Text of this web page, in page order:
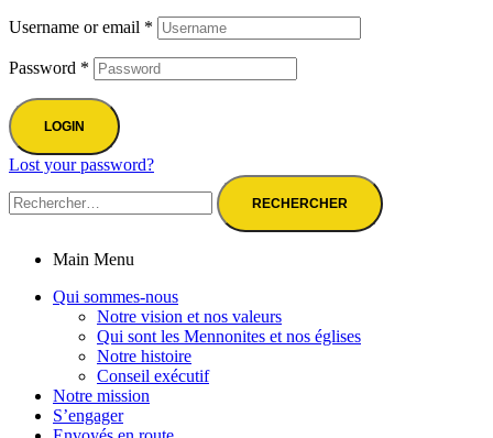
Username or email *
Password *
LOGIN
Lost your password?
Main Menu
Qui sommes-nous
Notre vision et nos valeurs
Qui sont les Mennonites et nos églises
Notre histoire
Conseil exécutif
Notre mission
S’engager